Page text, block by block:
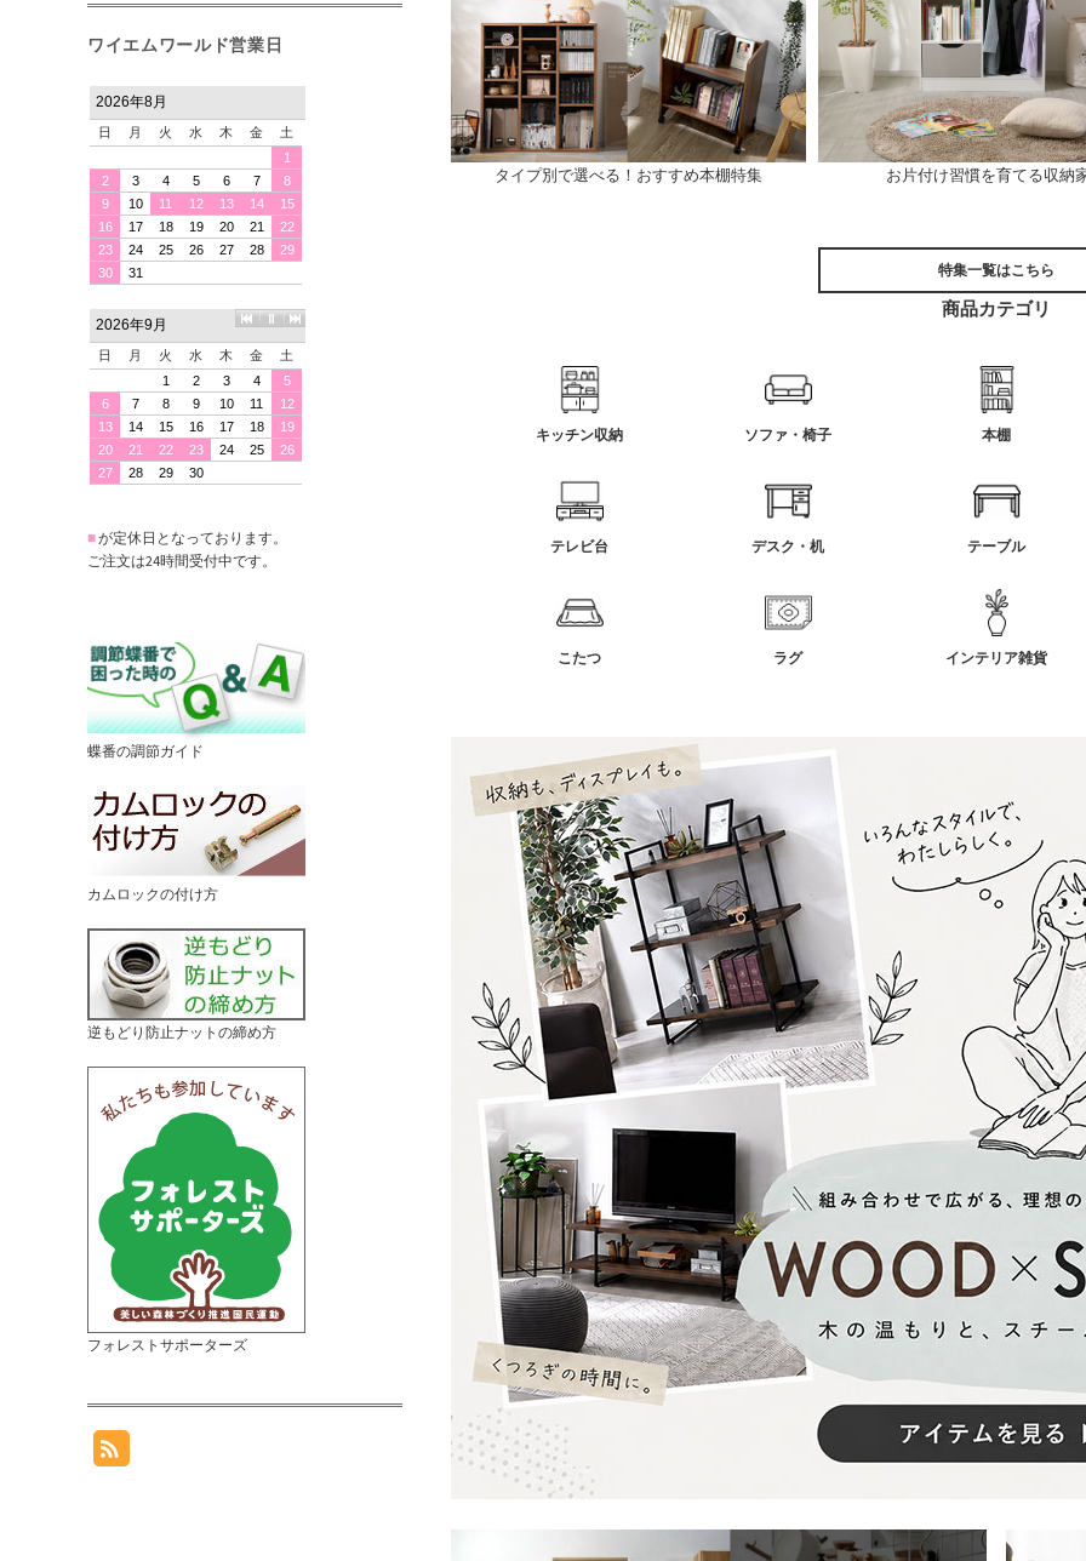
タイプ別で選べる！おすすめ本棚特集 お片付け習慣を育てる収納
特集一覧はこちら
商品カテゴリ
キッチン収納 ソファ・椅子 本棚
テレビ台 デスク・机 テーブル
こたつ ラグ インテリア雑貨
ワイエムワールド営業日
■が定休日となっております。
ご注文は24時間受付中です。
蝶番の調節ガイド
カムロックの付け方
逆もどり防止ナットの締め方
フォレストサポーターズ